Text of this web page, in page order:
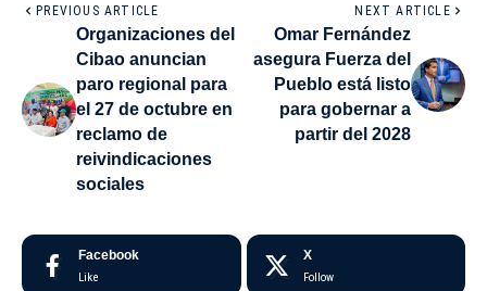
PREVIOUS ARTICLE
Organizaciones del
Cibao anuncian
paro regional para
el 27 de octubre en
reclamo de
reivindicaciones
sociales
NEXT ARTICLE
Omar Fernández
asegura Fuerza del
Pueblo está listo
para gobernar a
partir del 2028
Facebook
Like
X
Follow